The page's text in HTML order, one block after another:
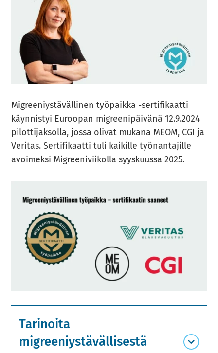
Migree­niys­tä­väl­li­nen työ­paik­ka -​​sertifikaatti
käyn­nis­tyi Eu­roo­pan migree­ni­päi­vä­nä 12.9.2024
pi­lot­ti­jak­sol­la, jossa oli­vat mu­ka­na MEOM, CGI ja
Ve­ri­tas. Ser­ti­fi­kaat­ti tuli kai­kil­le työ­nan­ta­jil­le
avoi­mek­si Migree­ni­vii­kol­la syys­kuus­sa 2025.
Tarinoita
migreeniystävällisestä